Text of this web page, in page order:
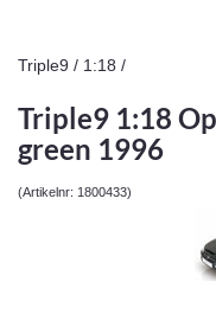
Triple9 / 1:18 /
Triple9 1:18
green 1996
(Artikelnr: 1800433)